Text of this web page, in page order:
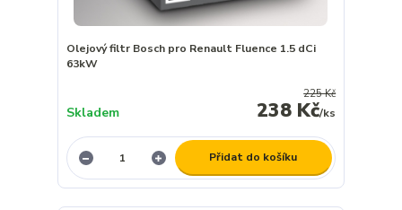
Olejový filtr Bosch pro Renault Fluence 1.5 dCi
63kW
225 Kč
238 Kč/ks
Skladem
Přidat do košíku